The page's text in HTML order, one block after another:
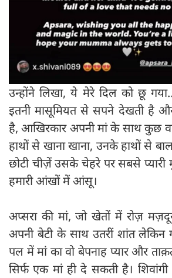
उन्होंने लिखा, ये मेरे दिल को छू
इतनी मासूमियत से सपने देखती है
है, आखिरकार अपनी मां के साथ कुछ
हाथों से खाना खाना, उनके हाथों से
छोटी चीज़ें उसके चेहरे पर सबसे
हमारी आंखों में आंसू।
अप्सरा की मां, जो खेतों में रोज़
अपनी बेटी के साथ उतरीं शांत लेकिन
पल में मां का वो बेपनाह प्यार और
सिर्फ एक मां ही दे सकती है।